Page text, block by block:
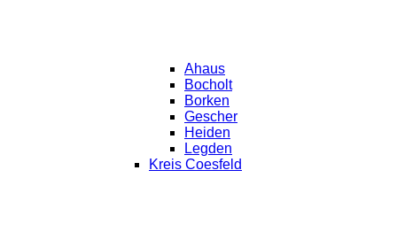
Ahaus
Bocholt
Borken
Gescher
Heiden
Legden
Kreis Coesfeld